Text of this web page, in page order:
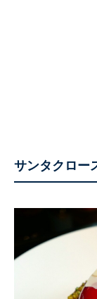
サンタクロー